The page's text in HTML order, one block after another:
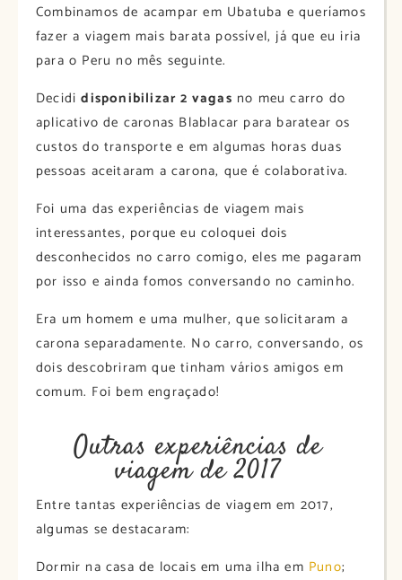
Combinamos de acampar em Ubatuba e queríamos
fazer a viagem mais barata possível, já que eu iria
para o Peru no mês seguinte.
Decididisponibilizar 2 vagas no meu carro do
aplicativo de caronas Blablacar para baratear os
custos do transporte e em algumas horas duas
pessoas aceitaram a carona, que é colaborativa.
Foi uma das experiências de viagem mais
interessantes, porque eu coloquei dois
desconhecidos no carro comigo, eles me pagaram
por isso e ainda fomos conversando no caminho.
Era um homem e uma mulher, que solicitaram a
carona separadamente. No carro, conversando, os
dois descobriram que tinham vários amigos em
comum. Foi bem engraçado!
Outras experiências de
viagem de 2017
Entre tantas experiências de viagem em 2017,
algumas se destacaram:
Dormir na casa de locais em uma ilha em Puno;